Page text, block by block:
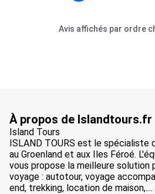
Avis affichés par ordre
À propos de Islandtours.fr
Island Tours
ISLAND TOURS est le spécialiste
au Groenland et aux Iles Féroé.
vous propose la meilleure solution
voyage : autotour, voyage
end, trekking, location de maison,....